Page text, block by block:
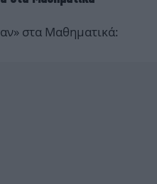
στα Μαθηματικά: